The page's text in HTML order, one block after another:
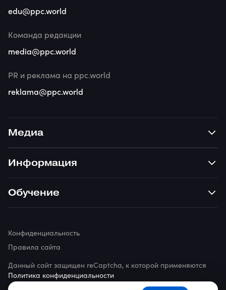
Медиа
Информация
Обучение
edu@ppc.world
Команда редакции
media@ppc.world
PR и реклама на ppc.world
reklama@ppc.world
Данный сайт защищен reCaptcha, к которой применяются
Политика конфиденциальности
Конфиденциальность
Правила сайта